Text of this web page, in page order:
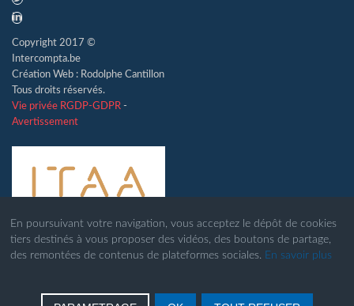
En poursuivant votre navigation, vous acceptez le dépôt de cookies
tiers destinés à vous proposer des vidéos, des boutons de partage,
des remontées de contenus de plateformes sociales. En savoir plus
Copyright 2017 ©
Intercompta.be
Création Web : Rodolphe Cantillon
Tous droits réservés.
Vie privée RGDP-GDPR -
Avertissement